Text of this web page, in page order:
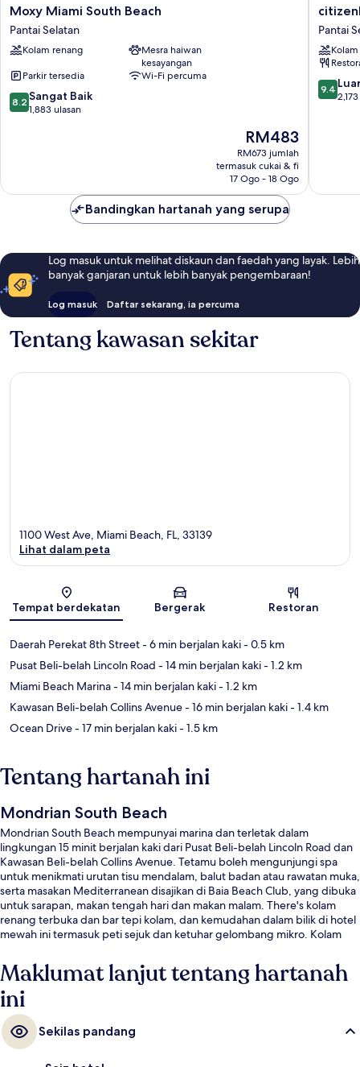
Moxy
Miami
South
Beach
Selatan
Moxy Miami South Beach
Pantai Selatan
Kolam renang
Mesra haiwan
kesayangan
Parkir tersedia
Wi-Fi percuma
8.2
daripada
8.2 Sangat Baik
1,883 ulasan
Harga
ialah
RM483
RM483
RM673 jumlah
termasuk cukai & fi
17 Ogo - 18 Ogo
citizenM
Miami
South
Beach
Pantai
Selatan
Pantai
9.4
9.4
Bandingkan hartanah yang serupa
Log masuk untuk melihat diskaun dan faedah yang layak. Lebih
banyak ganjaran untuk lebih banyak pengembaraan!
Log masuk Daftar sekarang, ia percuma
Tentang kawasan sekitar
Peta
1100 West Ave, Miami Beach, FL, 33139
Lihat dalam peta
Tempat berdekatan Bergerak Restoran
Daerah Perekat 8th Street- 6 min berjalan kaki- 0.5 km
Pusat Beli-belah Lincoln Road - 14 min berjalan kaki- 1.2 km
Miami Beach Marina- 14 min berjalan kaki- 1.2 km
Kawasan Beli-belah Collins Avenue- 16 min berjalan kaki- 1.4 km
Ocean Drive- 17 min berjalan kaki- 1.5 km
Tentang hartanah ini
Mondrian South Beach
Mondrian South Beach mempunyai marina dan terletak dalam
lingkungan 15 minit berjalan kaki dari Pusat Beli-belah Lincoln Road dan
Kawasan Beli-belah Collins Avenue. Tetamu boleh mengunjungi spa
untuk menikmati urutan tisu mendalam, balut badan atau rawatan muka,
serta masakan Mediterranean disajikan di Baia Beach Club, yang dibuka
untuk sarapan, makan tengah hari dan makan malam. There's kolam
renang terbuka dan bar tepi kolam, dan kemudahan dalam bilik di hotel
mewah ini termasuk peti sejuk dan ketuhar gelombang mikro. Kolam
Maklumat lanjut tentang hartanah
ini
Sekilas pandang